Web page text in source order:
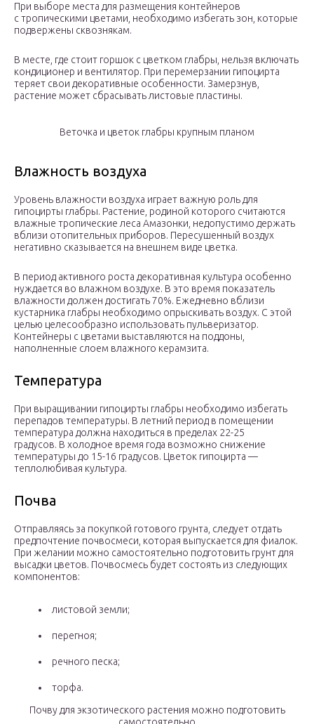
При выборе места для размещения контейнеров
с тропическими цветами, необходимо избегать зон, которые
подвержены сквознякам.
В месте, где стоит горшок с цветком глабры, нельзя включать
кондиционер и вентилятор. При перемерзании гипоцирта
теряет свои декоративные особенности. Замерзнув,
растение может сбрасывать листовые пластины.
Веточка и цветок глабры крупным планом
Влажность воздуха
Уровень влажности воздуха играет важную роль для
гипоцирты глабры. Растение, родиной которого считаются
влажные тропические леса Амазонки, недопустимо держать
вблизи отопительных приборов. Пересушенный воздух
негативно сказывается на внешнем виде цветка.
В период активного роста декоративная культура особенно
нуждается во влажном воздухе. В это время показатель
влажности должен достигать 70%. Ежедневно вблизи
кустарника глабры необходимо опрыскивать воздух. С этой
целью целесообразно использовать пульверизатор.
Контейнеры с цветами выставляются на поддоны,
наполненные слоем влажного керамзита.
Температура
При выращивании гипоцирты глабры необходимо избегать
перепадов температуры. В летний период в помещении
температура должна находиться в пределах 22-25
градусов. В холодное время года возможно снижение
температуры до 15-16 градусов. Цветок гипоцирта —
теплолюбивая культура.
Почва
Отправляясь за покупкой готового грунта, следует отдать
предпочтение почвосмеси, которая выпускается для фиалок.
При желании можно самостоятельно подготовить грунт для
высадки цветов. Почвосмесь будет состоять из следующих
компонентов:
листовой земли;
перегноя;
речного песка;
торфа.
Почву для экзотического растения можно подготовить